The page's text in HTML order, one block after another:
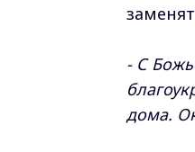
- С
дома.